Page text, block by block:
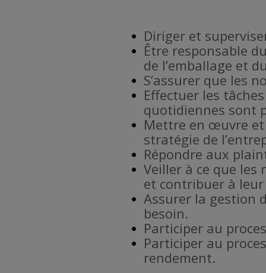
Diriger et
Être responsable
de l’emballage et
S’assurer que les
Effectuer les
quotidiennes sont
Mettre en œuvre et
stratégie de
Répondre aux
Veiller à ce que
et contribuer à
Assurer la gestion
besoin.
Participer au
Participer au
rendement.